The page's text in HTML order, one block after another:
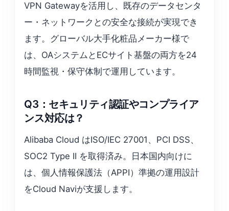
VPN Gatewayを活用し、既存のデータセンタ
ー・ネットワークとの安全な接続が実現でき
ます。グローバル大手化粧品メーカー様で
は、OAシステムとECサイト基盤の両方を24
時間監視・保守体制で運用しています。
Q3：セキュリティ認証やコンプライア
ンス対応は？
Alibaba Cloud はISO/IEC 27001、PCI DSS、
SOC2 Type II を取得済み。日本国内向けに
は、個人情報保護法（APPI）準拠の運用設計
をCloud Naviが支援します。